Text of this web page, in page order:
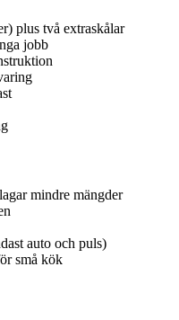
plus två extraskålar
jobb
mindre mängder
auto och puls)
små kök